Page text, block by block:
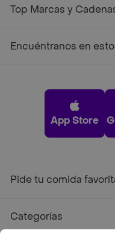
Top Marcas y
Encuéntranos en
App Store
Pide tu comida
Categorías